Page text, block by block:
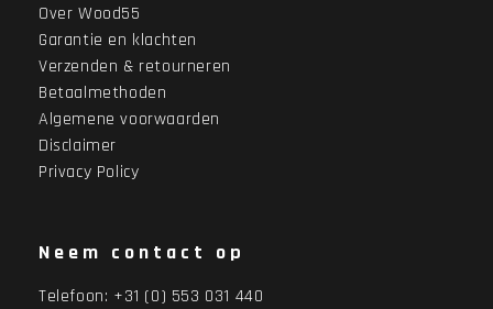
Over Wood55
Garantie en klachten
Verzenden & retourneren
Betaalmethoden
Algemene voorwaarden
Disclaimer
Privacy Policy
Neem contact op
Telefoon: +31 (0) 553 031 440